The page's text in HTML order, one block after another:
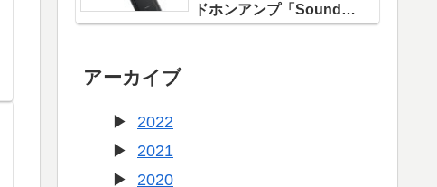
ドホンアンプ「Sound
Blaster X1」登場！
アーカイブ
2022
2021
2020